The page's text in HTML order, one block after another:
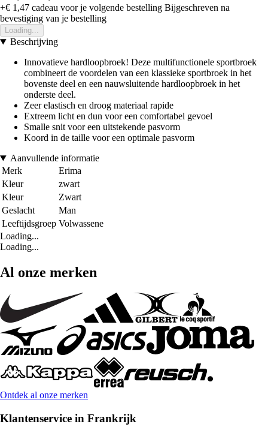
+€ 1,47 cadeau voor je volgende bestelling Bijgeschreven na
bevestiging van je bestelling
Loading...
Beschrijving
Innovatieve hardloopbroek! Deze multifunctionele sportbroek
combineert de voordelen van een klassieke sportbroek in het
bovenste deel en een nauwsluitende hardloopbroek in het
onderste deel.
Zeer elastisch en droog materiaal rapide
Extreem licht en dun voor een comfortabel gevoel
Smalle snit voor een uitstekende pasvorm
Koord in de taille voor een optimale pasvorm
Aanvullende informatie
Merk
Erima
Kleur
zwart
Kleur
Zwart
Geslacht
Man
Leeftijdsgroep Volwassene
Loading...
Loading...
Al onze merken
Ontdek al onze merken
Klantenservice in Frankrijk